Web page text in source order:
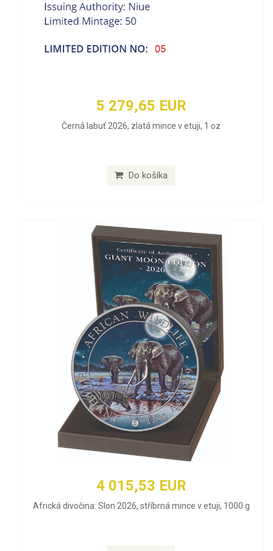
5 279,65 EUR
Černá labuť 2026, zlatá mince v etuji, 1 oz
Do košíka
4 015,53 EUR
Africká divočina: Slon 2026, stříbrná mince v etuji, 1000 g